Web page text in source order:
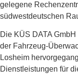
gelegene
südwestdeutschen
Die KÜS DATA
der Fahrzeug-
Losheim
Dienstleistungen für